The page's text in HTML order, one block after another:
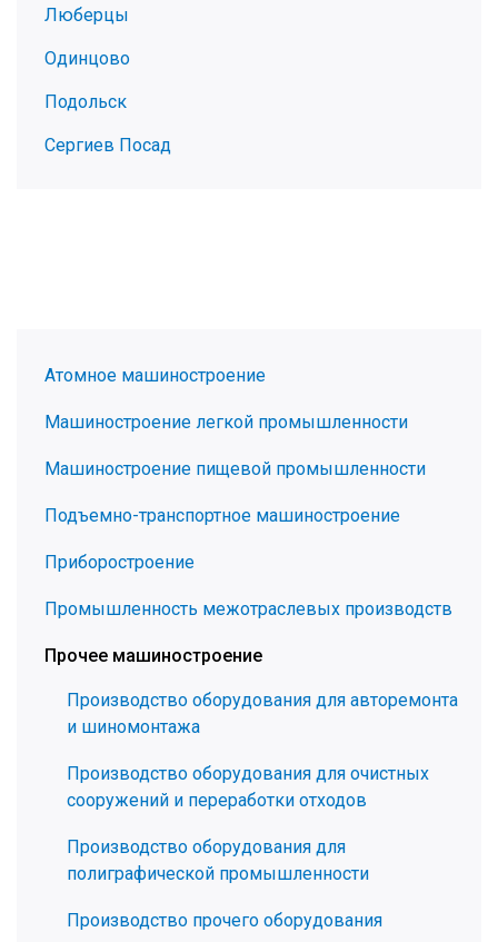
Люберцы
Одинцово
Подольск
Сергиев Посад
Атомное машиностроение
Машиностроение легкой промышленности
Машиностроение пищевой промышленности
Подъемно-транспортное машиностроение
Приборостроение
Промышленность межотраслевых производств
Прочее машиностроение
Производство оборудования для авторемонта
и шиномонтажа
Производство оборудования для очистных
сооружений и переработки отходов
Производство оборудования для
полиграфической промышленности
Производство прочего оборудования